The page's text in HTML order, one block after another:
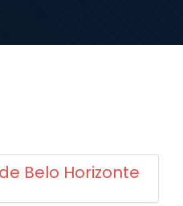
Belo Horizonte